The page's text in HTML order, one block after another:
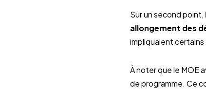
Sur un second point,
allongement des
impliquaient
À noter que le MOE
de programme. Ce